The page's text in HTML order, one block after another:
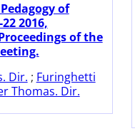
of
2016,
of the
Dir. ; Furinghetti
Thomas. Dir.